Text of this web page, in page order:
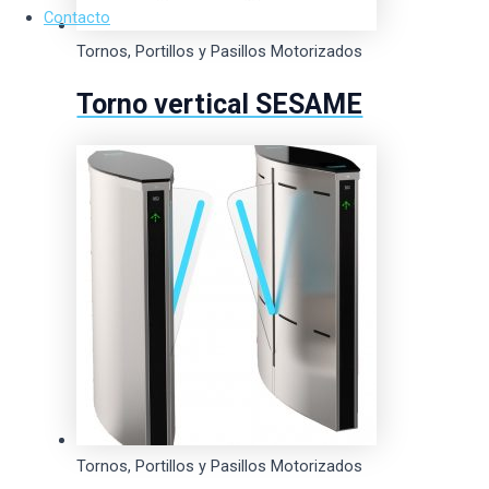
Contacto
Tornos, Portillos y Pasillos Motorizados
Torno vertical SESAME
Tornos, Portillos y Pasillos Motorizados